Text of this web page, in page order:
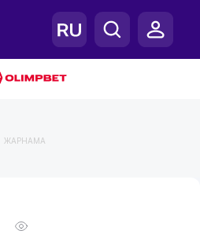
ЖАРНАМА